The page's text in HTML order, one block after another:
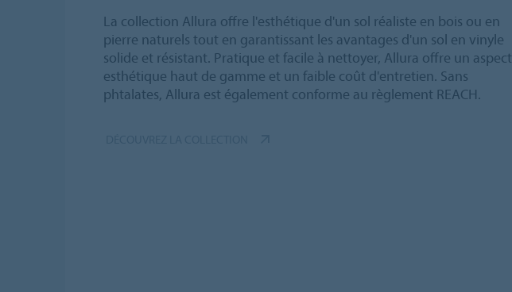
La collection Allura offre l'esthétique d'un sol réaliste en bois ou en
pierre naturels tout en garantissant les avantages d'un sol en vinyle
solide et résistant. Pratique et facile à nettoyer, Allura offre un aspect
esthétique haut de gamme et un faible coût d'entretien. Sans
phtalates, Allura est également conforme au règlement REACH.